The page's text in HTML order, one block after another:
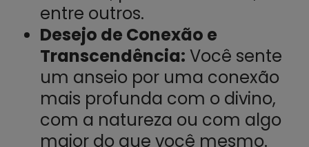
entre outros.
Desejo de Conexão e
Transcendência: Você sente
um anseio por uma conexão
mais profunda com o divino,
com a natureza ou com algo
maior do que você mesmo.